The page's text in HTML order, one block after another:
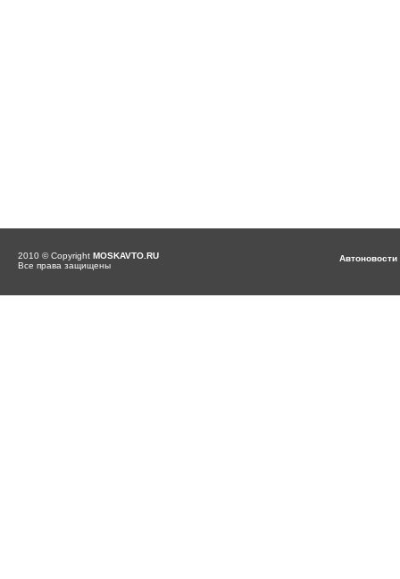
2010 © Copyright MOSKAVTO.RU
Все права защищены
Автоновости